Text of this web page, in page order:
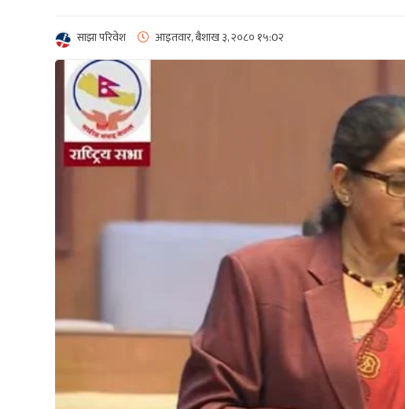
साझा परिवेश आइतवार, बैशाख ३, २०८० १५:0२